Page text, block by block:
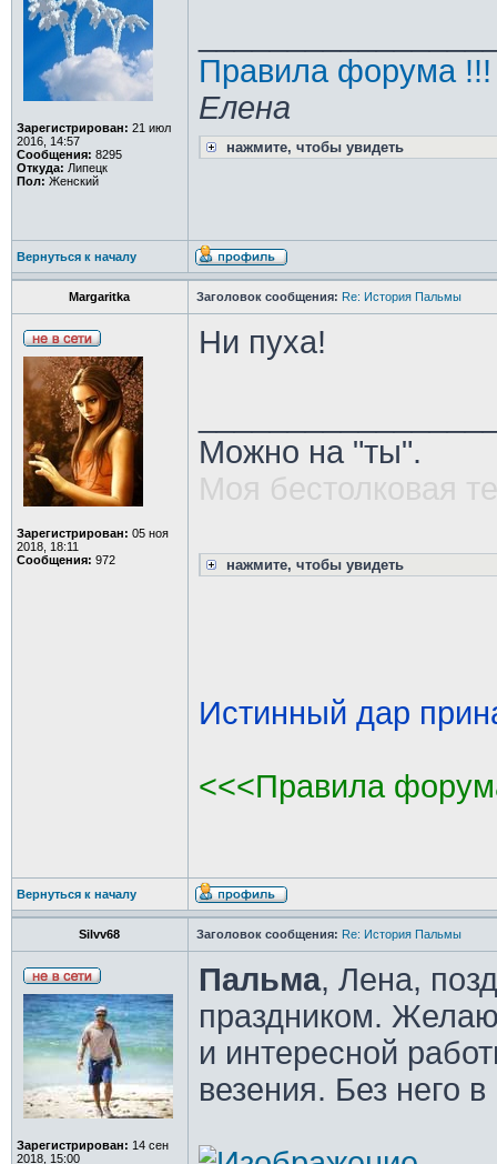
Зарегистрирован: 21 июл
2016, 14:57
Сообщения: 8295
Откуда: Липецк
Пол: Женский
Правила форума !!!
Елена
нажмите, чтобы увидеть
Вернуться к началу
Margaritka Заголовок сообщения: Re: История Пальмы
Зарегистрирован: 05 ноя
2018, 18:11
Сообщения: 972
Ни пуха!
Можно на "ты".
Моя бестолковая
нажмите, чтобы увидеть
Истинный дар
<<<Правила
Вернуться к началу
Silvv68 Заголовок сообщения: Re: История Пальмы
Зарегистрирован: 14 сен
2018, 15:00
Пальма, Лена,
праздником.
и интересной
везения. Без него